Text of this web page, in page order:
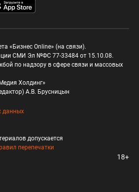
«Бизнес Online» (на связи).
СМИ Эл №ФС 77-33484 от 15.10.08.
по надзору в сфере связи и массовых
Холдинг»
А.В. Брусницын
данных
допускается
перепечатки
18+